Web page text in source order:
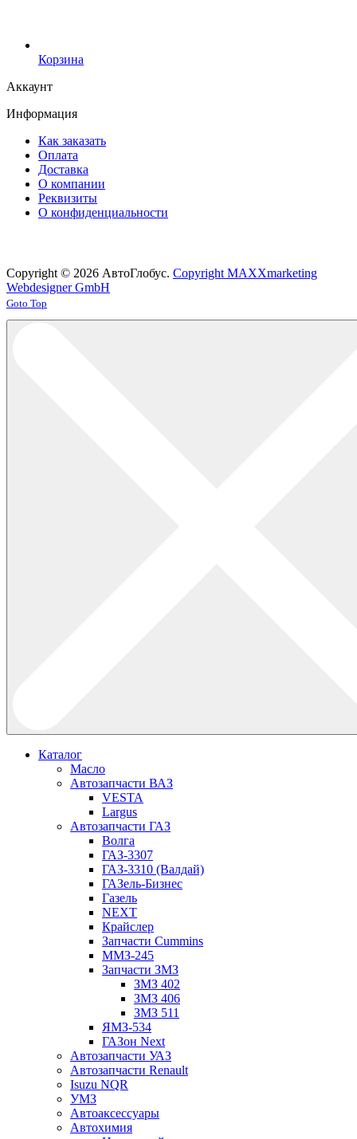
Корзина
Аккаунт
Информация
Как заказать
Оплата
Доставка
О компании
Реквизиты
О конфиденциальности
Copyright © 2026 АвтоГлобус. Copyright MAXXmarketing
Webdesigner GmbH
Joomla! 3 Templates
Goto Top
Каталог
Масло
Автозапчасти ВАЗ
VESTA
Largus
Автозапчасти ГАЗ
Волга
ГАЗ-3307
ГАЗ-3310 (Валдай)
ГАЗель-Бизнес
Газель
NEXT
Крайслер
Запчасти Cummins
ММЗ-245
Запчасти ЗМЗ
ЗМЗ 402
ЗМЗ 406
ЗМЗ 511
ЯМЗ-534
ГАЗон Next
Автозапчасти УАЗ
Автозапчасти Renault
Isuzu NQR
УМЗ
Автоаксессуары
Автохимия